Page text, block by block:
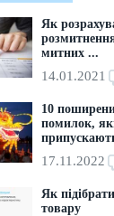
Як
митних ...
14.01.2021
10
помилок,
17.11.2022
Як
товару